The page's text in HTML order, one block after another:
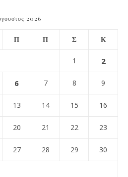
2026
Π Π Σ Κ
1 2
6 7 8 9
13 14 15 16
20 21 22 23
27 28 29 30